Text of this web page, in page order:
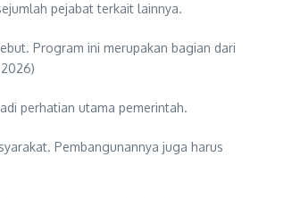
pejabat terkait lainnya.
Program ini merupakan bagian dari
perhatian utama pemerintah.
Pembangunannya juga harus